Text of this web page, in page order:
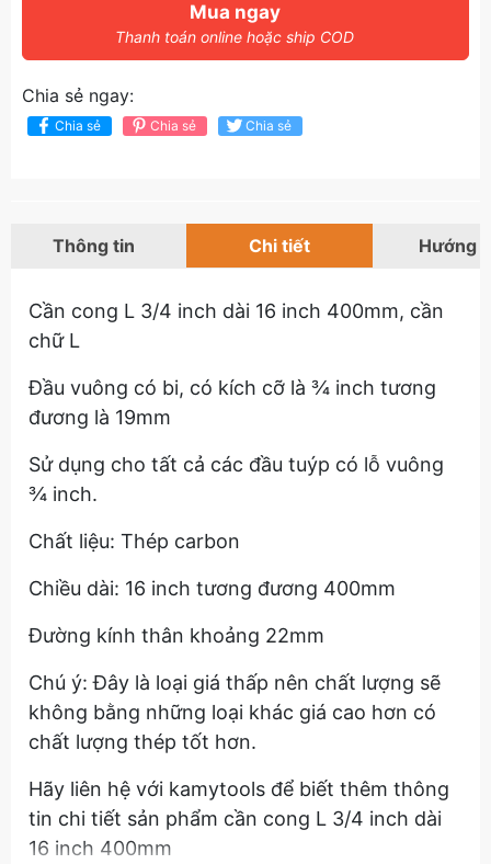
Mua ngay
Thanh toán online hoặc ship COD
Chia sẻ ngay:
Chia sẻ Chia sẻ Chia sẻ
Thông tin Chi tiết Hướng
Cần cong L 3/4 inch dài 16 inch 400mm, cần
chữ L
Đầu vuông có bi, có kích cỡ là ¾ inch tương
đương là 19mm
Sử dụng cho tất cả các đầu tuýp có lỗ vuông
¾ inch.
Chất liệu: Thép carbon
Chiều dài: 16 inch tương đương 400mm
Đường kính thân khoảng 22mm
Chú ý: Đây là loại giá thấp nên chất lượng sẽ
không bằng những loại khác giá cao hơn có
chất lượng thép tốt hơn.
Hãy liên hệ với kamytools để biết thêm thông
tin chi tiết sản phẩm cần cong L 3/4 inch dài
16 inch 400mm